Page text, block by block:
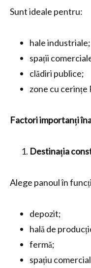
Sunt ideale pentru:
hale industriale;
spații
clădiri publice;
zone cu cerințe
Factori importanți
Destinația
Alege panoul în
depozit;
hală de
fermă;
spațiu